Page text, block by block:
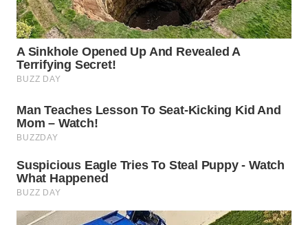
WN
CIREBON
WN
WN
KUNINGAN
WN
MAJALENGKA